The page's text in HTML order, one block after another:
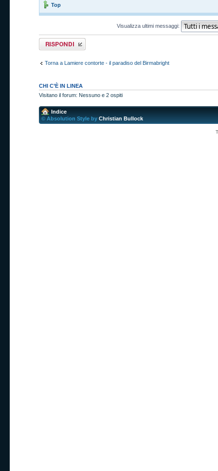
Top
Visualizza ultimi messaggi:
Rispondi al
messaggio
Torna a Lamiere contorte - il paradiso del Birmabright
CHI C’È IN LINEA
Visitano il forum: Nessuno e 2 ospiti
Indice
© Absolution Style by Christian Bullock